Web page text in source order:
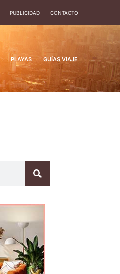
PUBLICIDAD CONTACTO
PLAYAS GUÍAS VIAJE